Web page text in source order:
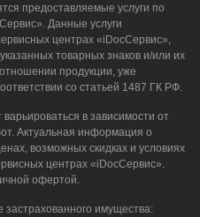
предоставляемые услуги по
Данные услуги
центрах «iDocСервис»,
товарных знаков и/или их
продукции, уже
со статьей 1487 ГК РФ.
в зависимости от
Актуальная информация о
возможных скидках и условиях
центрах «iDocСервис».
офертой.
имущества: